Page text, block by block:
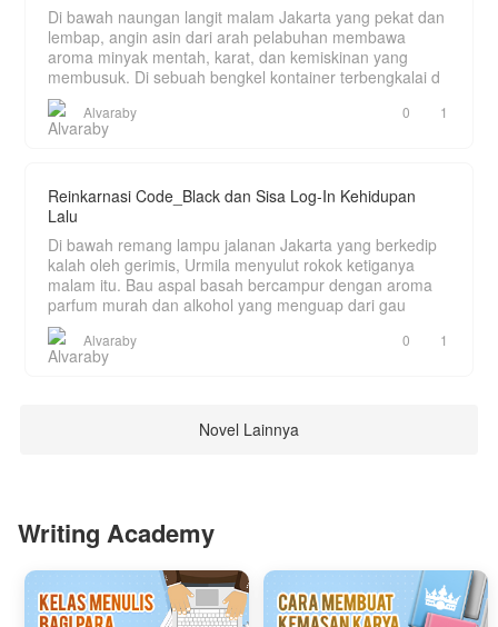
Di bawah naungan langit malam Jakarta yang pekat dan
lembap, angin asin dari arah pelabuhan membawa
aroma minyak mentah, karat, dan kemiskinan yang
membusuk. Di sebuah bengkel kontainer terbengkalai d
Alvaraby 0 1
Reinkarnasi Code_Black dan Sisa Log-In Kehidupan
Lalu
Di bawah remang lampu jalanan Jakarta yang berkedip
kalah oleh gerimis, Urmila menyulut rokok ketiganya
malam itu. Bau aspal basah bercampur dengan aroma
parfum murah dan alkohol yang menguap dari gau
Alvaraby 0 1
Novel Lainnya
Writing Academy